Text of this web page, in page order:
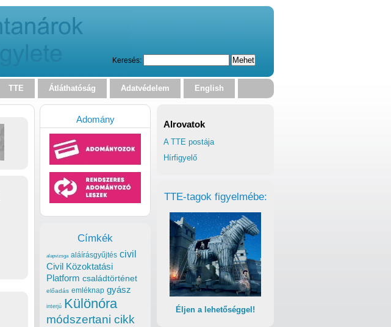
Keresés:
TTE Átláthatóság Adatvédelem English
Alrovatok
A TTE postája
Hírfigyelő
TTE-tagok figyelmébe:
Éljen a lehetőséggel!
Adomány
Címkék
alapvizsga aláírásgyűjtés civil
Civil Közoktatási
Platform családtörténet
előadás emléknap gyász
interjú Különóra
módszertani cikk